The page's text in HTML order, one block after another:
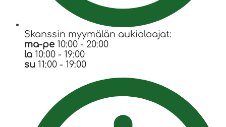
Skanssin myymälän aukioloajat:
ma-pe 10:00 - 20:00
la 10:00 - 19:00
su 11:00 - 19:00